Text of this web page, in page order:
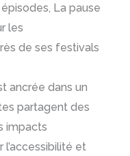
La pause
les
de ses festivals
ancrée dans un
partagent des
impacts
et